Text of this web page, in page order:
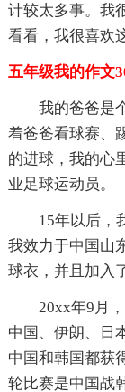
计较太多事。我
看看，我很喜欢
五年级我的作文
我的爸爸是
着爸爸看球赛、
的进球，我的心
业足球运动员。
15年以后，
我效力于中国山
球衣，并且加入
20xx年9月
中国、伊朗、日
中国和韩国都获
轮比赛是中国战